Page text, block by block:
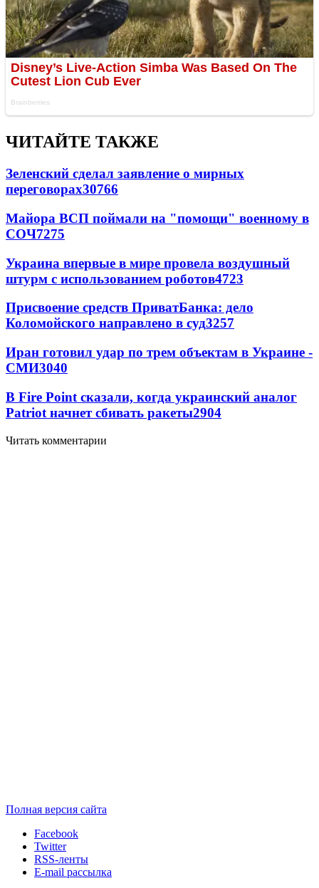
ЧИТАЙТЕ ТАКЖЕ
Зеленский сделал заявление о мирных
переговорах30766
Майора ВСП поймали на "помощи" военному в
СОЧ7275
Украина впервые в мире провела воздушный
штурм с использованием роботов4723
Присвоение средств ПриватБанка: дело
Коломойского направлено в суд3257
Иран готовил удар по трем объектам в Украине -
СМИ3040
В Fire Point сказали, когда украинский аналог
Patriot начнет сбивать ракеты2904
Читать комментарии
Полная версия сайта
Facebook
Twitter
RSS-ленты
E-mail рассылка